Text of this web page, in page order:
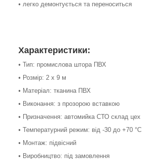
• легко демонтується та переноситься
Характеристики:
• Тип: промислова штора ПВХ
• Розмір: 2 х 9 м
• Матеріал: тканина ПВХ
• Виконання: з прозорою вставкою
• Призначення: автомийка СТО склад цех
• Температурний режим: від -30 до +70 °C
• Монтаж: підвісний
• Виробництво: під замовлення